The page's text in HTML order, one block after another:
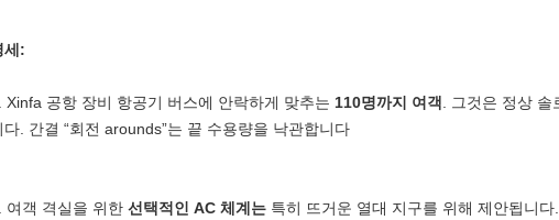
세:
Xinfa 공항 장비 항공기 버스에 안락하게 맞추는 110명까지 여객
. 그것은 정상
다. 간결 “회전 arounds”는 끝 수용량을 낙관합니다
여객 격실을 위한 선택적인 AC 체계는 특히 뜨거운 열대 지구를 위해 제안됩니